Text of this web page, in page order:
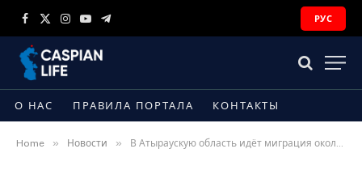
Facebook
X
Instagram
YouTubeTelegram
РУС
О НАС ПРАВИЛА ПОРТАЛА КОНТАКТЫ
Home » Новости » В Атыраускую область идёт миграция около четырех тысяч особей сайгаков